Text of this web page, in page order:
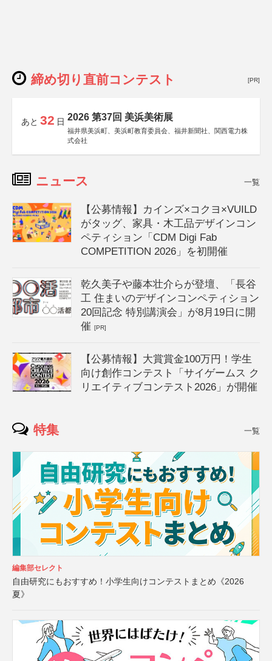
締め切り直前コンテスト [PR]
あと 32 日 2026 第37回 美浜美術展
福井県美浜町、美浜町教育委員会、福井新聞社、関西電力株
式会社
ニュース 一覧
【公募情報】カインズ×コクヨ×VUILD
がタッグ、家具・木工品デザインコン
ペティション「CDM Digi Fab
COMPETITION 2026」を初開催
乾久美子や藤本壮介らが登壇、「長谷
工 住まいのデザインコンペティション
20回記念 特別講演会」が8月19日に開
催[PR]
【公募情報】大賞賞金100万円！学生
向け創作コンテスト「サイゲームス ク
リエイティブコンテスト2026」が開催
特集 一覧
編集部セレクト
自由研究にもおすすめ！小学生向けコンテストまとめ《2026
夏》